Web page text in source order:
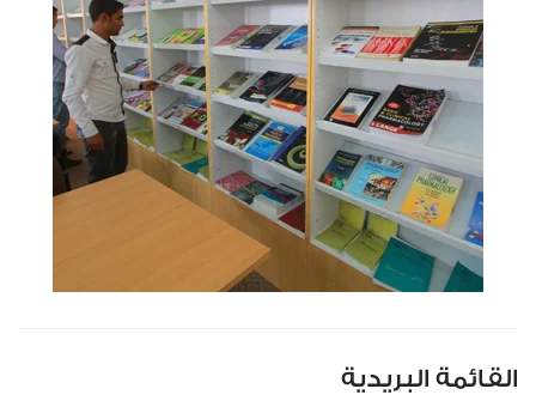
القائمة البريدية